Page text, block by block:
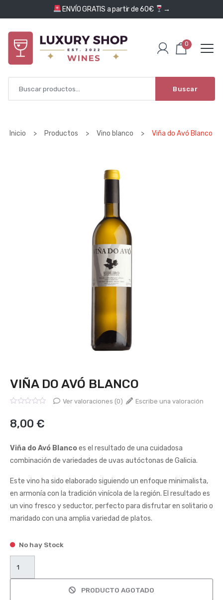
Saltar al contenidoENVÍO GRATIS a partir de 60€ →
Buscar
0
Inicio > Productos > Vino blanco > Viña do Avó Blanco
VIÑA DO AVÓ BLANCO
0
de
Ver valoraciones (0) Escribe una valoración
8,00 €
Viña do Avó Blancoes el resultado de una cuidadosa
combinación de variedades de uvas autóctonas de Galicia.
Este vino ha sido elaborado siguiendo un enfoque minimalista,
en armonía con la tradición vinícola de la región. El resultado es
un vino fresco y seductor, perfecto para disfrutar en solitario o
maridado con una amplia variedad de platos.
No hay Stock
PRODUCTO AGOTADO